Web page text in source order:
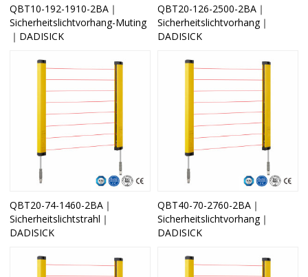
QBT10-192-1910-2BA｜
Sicherheitslichtvorhang-Muting
｜DADISICK
QBT20-126-2500-2BA｜
Sicherheitslichtvorhang｜
DADISICK
QBT20-74-1460-2BA｜
Sicherheitslichtstrahl｜
DADISICK
QBT40-70-2760-2BA｜
Sicherheitslichtvorhang｜
DADISICK